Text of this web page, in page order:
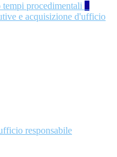
procedimentali 4
e acquisizione d'ufficio
responsabile